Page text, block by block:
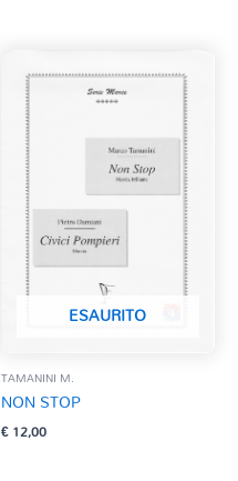
ESAURITO
TAMANINI M.
NON STOP
€12,00